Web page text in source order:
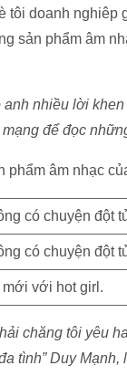
tôi doanh nghiêp
sản phẩm âm
nhiều lời
để đọc
phẩm âm nhạc
mới với hot girl.
chăng tôi yêu
tình” Duy Mạnh,